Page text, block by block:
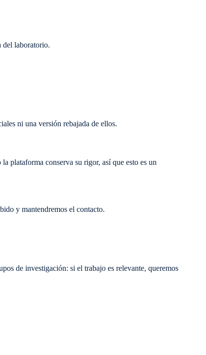
del laboratorio.
ni una versión rebajada de ellos.
plataforma conserva su rigor, así que esto es un
y mantendremos el contacto.
de investigación: si el trabajo es relevante, queremos